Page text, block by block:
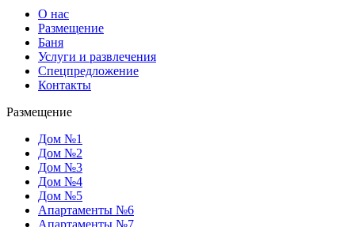
О нас
Размещение
Баня
Услуги и развлечения
Спецпредложение
Контакты
Размещение
Дом №1
Дом №2
Дом №3
Дом №4
Дом №5
Апартаменты №6